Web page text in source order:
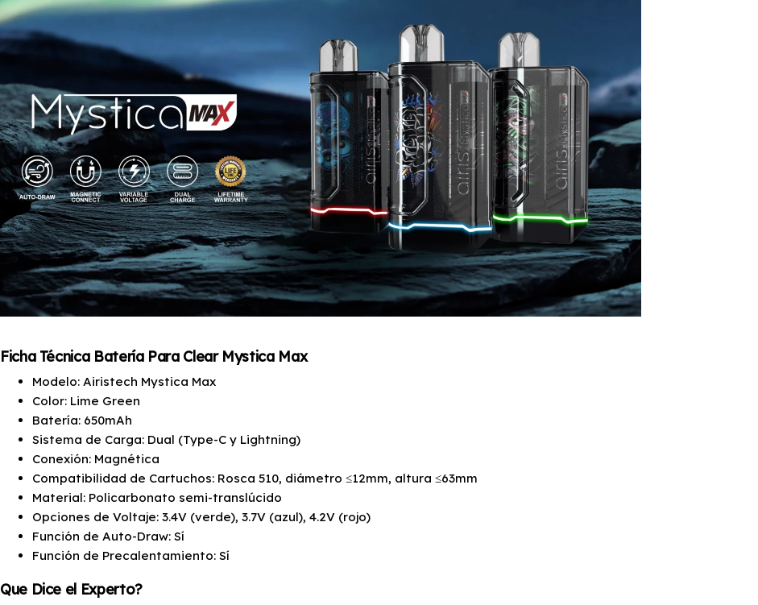
Ficha Técnica Batería Para Clear Mystica Max
Modelo: Airistech Mystica Max
Color: Lime Green
Batería: 650mAh
Sistema de Carga: Dual (Type-C y Lightning)
Conexión: Magnética
Compatibilidad de Cartuchos: Rosca 510, diámetro ≤12mm, altura ≤63mm
Material: Policarbonato semi-translúcido
Opciones de Voltaje: 3.4V (verde), 3.7V (azul), 4.2V (rojo)
Función de Auto-Draw: Sí
Función de Precalentamiento: Sí
Que Dice el Experto?